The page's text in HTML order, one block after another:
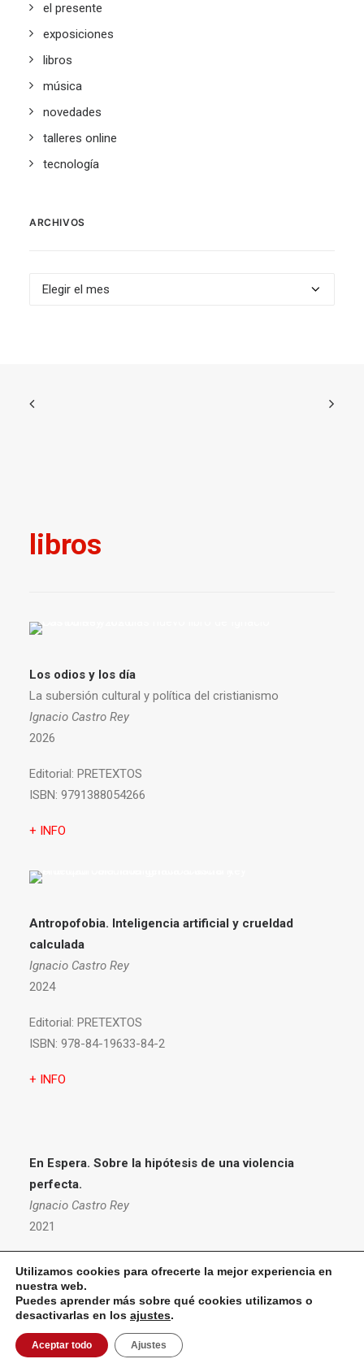
el presente
exposiciones
libros
música
novedades
talleres online
tecnología
ARCHIVOS
Archivos
libros
Los odios y los día
La subersión cultural y política del cristianismo
Ignacio Castro Rey
2026
Editorial: PRETEXTOS
ISBN: 9791388054266
+ INFO
Antropofobia. Inteligencia artificial y crueldad
calculada
Ignacio Castro Rey
2024
Editorial: PRETEXTOS
ISBN: 978-84-19633-84-2
+ INFO
En Espera. Sobre la hipótesis de una violencia
perfecta.
Ignacio Castro Rey
2021
ISBN: 9788412113662
+ INFO
Utilizamos cookies para ofrecerte la mejor experiencia en
nuestra web.
Puedes aprender más sobre qué cookies utilizamos o
desactivarlas en los ajustes.
Aceptar todo Ajustes